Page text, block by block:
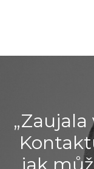
jak